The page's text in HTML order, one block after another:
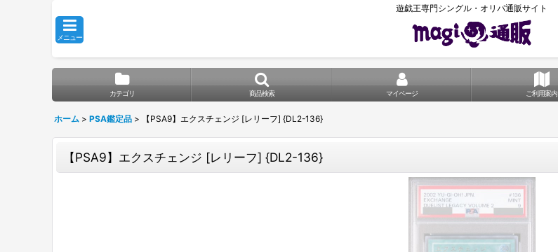
遊戯王専門シングル・オリパ通販サイト
メニュー
カテゴリ 商品検索 マイページ ご利用案内
ホーム > PSA鑑定品 > 【PSA9】エクスチェンジ [レリーフ] {DL2-136}
【PSA9】エクスチェンジ [レリーフ] {DL2-136}